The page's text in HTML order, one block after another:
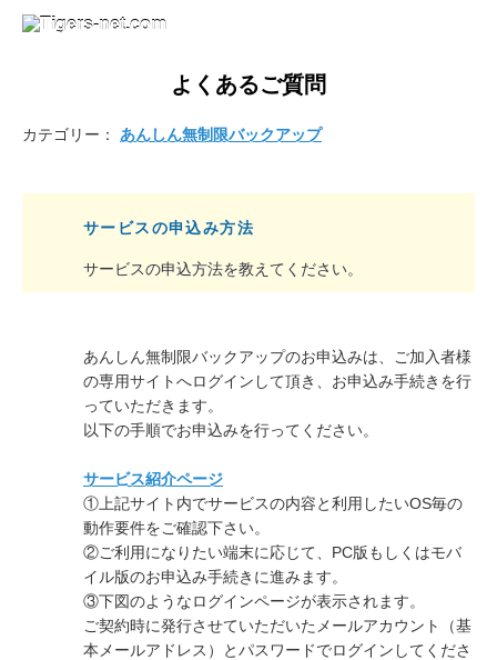
よくあるご質問
サービスの申込み方法
サービスの申込方法を教えてください。
カテゴリー： あんしん無制限バックアップ
あんしん無制限バックアップのお申込みは、ご加入者様
の専用サイトへログインして頂き、お申込み手続きを行
っていただきます。
以下の手順でお申込みを行ってください。
サービス紹介ページ
①上記サイト内でサービスの内容と利用したいOS毎の
動作要件をご確認下さい。
②ご利用になりたい端末に応じて、PC版もしくはモバ
イル版のお申込み手続きに進みます。
③下図のようなログインページが表示されます。
ご契約時に発行させていただいたメールアカウント（基
本メールアドレス）とパスワードでログインしてくださ